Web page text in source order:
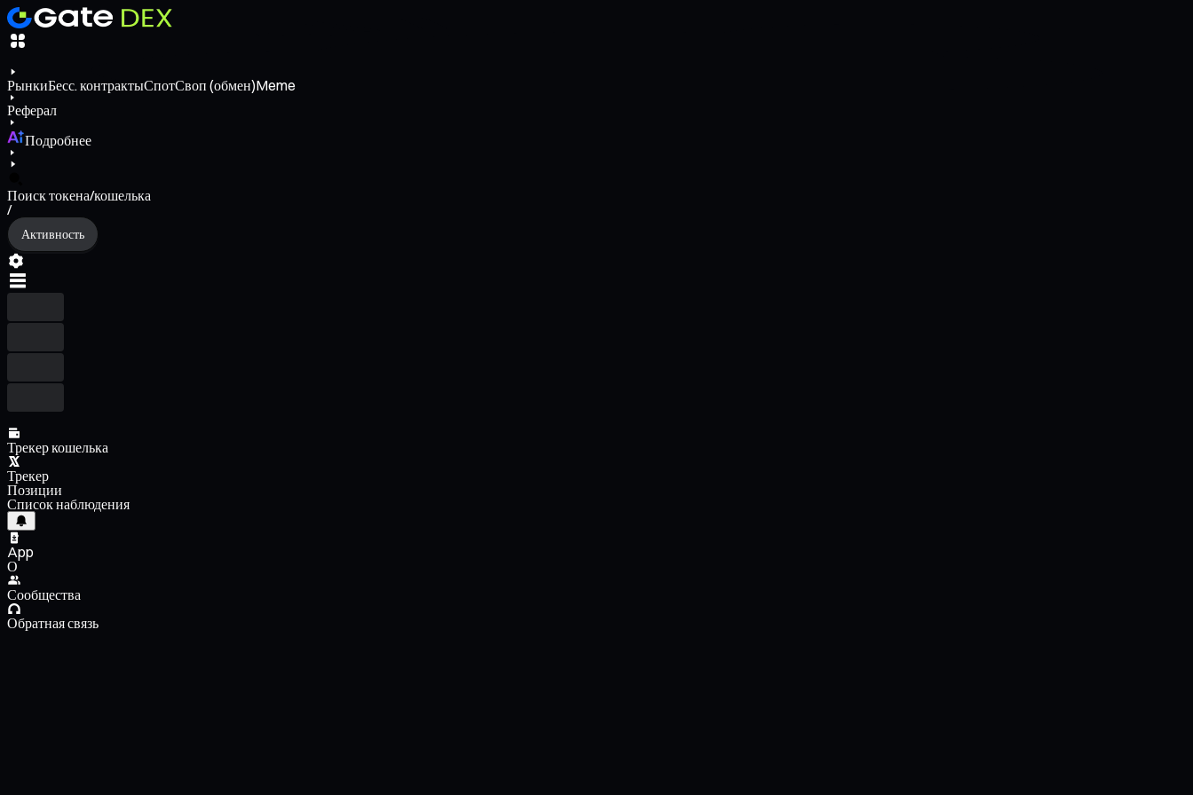
РынкиБесс. контрактыСпотСвоп (обмен)Meme
Реферал
Подробнее
Поиск токена/кошелька
/
Активность
Трекер кошелька
Трекер
Позиции
Список наблюдения
App
О
Сообщества
Обратная связь